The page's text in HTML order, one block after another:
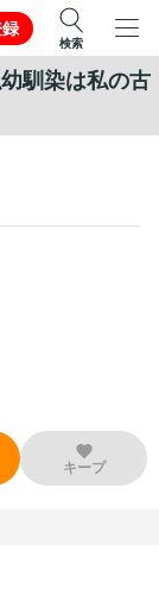
検索
馴染は私の古
キープ